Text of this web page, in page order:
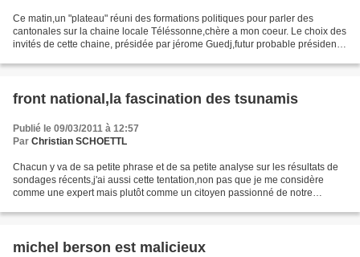
Ce matin,un "plateau" réuni des formations politiques pour parler des
cantonales sur la chaine locale Téléssonne,chère a mon coeur. Le choix des
invités de cette chaine, présidée par jérome Guedj,futur probable président
front national,la fascination des tsunamis
Publié le 09/03/2011 à 12:57
Par Christian SCHOETTL
Chacun y va de sa petite phrase et de sa petite analyse sur les résultats de
sondages récents,j'ai aussi cette tentation,non pas que je me considère
comme une expert mais plutôt comme un citoyen passionné de notre
michel berson est malicieux